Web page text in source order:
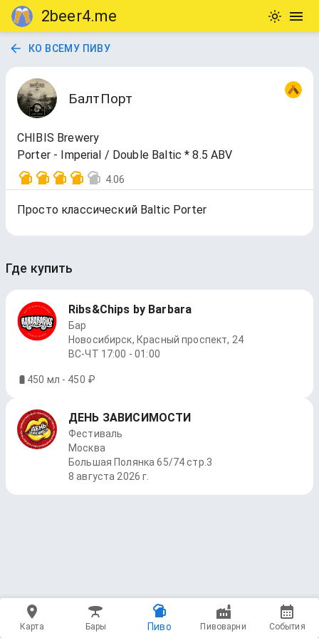
2beer4.me
КО ВСЕМУ ПИВУ
БалтПорт
CHIBIS Brewery
Porter - Imperial / Double Baltic * 8.5 ABV
4.06
Просто классический Baltic Porter
Где купить
Ribs&Chips by Barbara
Бар
Новосибирск, Красный проспект, 24
ВС-ЧТ 17:00 - 01:00
450 мл - 450 ₽
ДЕНЬ ЗАВИСИМОСТИ
Фестиваль
Москва
Большая Полянка 65/74 стр.3
8 августа 2026 г.
Карта Бары Пиво Пивоварни События